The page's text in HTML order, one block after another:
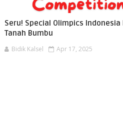
Seru! Special Olimpics
Tanah Bumbu
Bidik Kalsel Apr 17, 2025